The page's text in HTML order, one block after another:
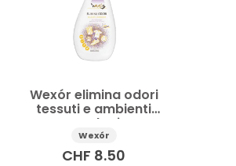
Wexór elimina odori
tessuti e ambienti
tecnologia
molecolare 500 ml
Wexór
CHF 8.50